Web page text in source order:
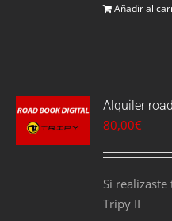
Añadir al
Alquiler
80,00€
Si
Tripy II